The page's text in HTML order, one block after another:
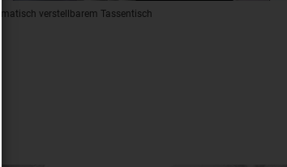
verstellbarem Tassentisch